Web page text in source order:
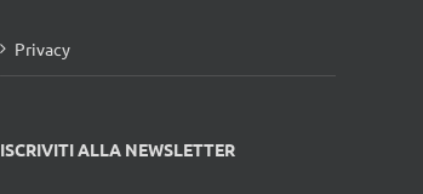
Privacy
ISCRIVITI ALLA NEWSLETTER